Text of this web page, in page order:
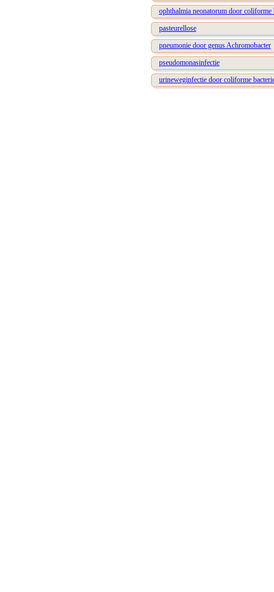
ophthalmia neonatorum door coliforme
pasteurellose
pneumonie door genus Achromobacter
pseudomonasinfectie
urineweginfectie door coliforme